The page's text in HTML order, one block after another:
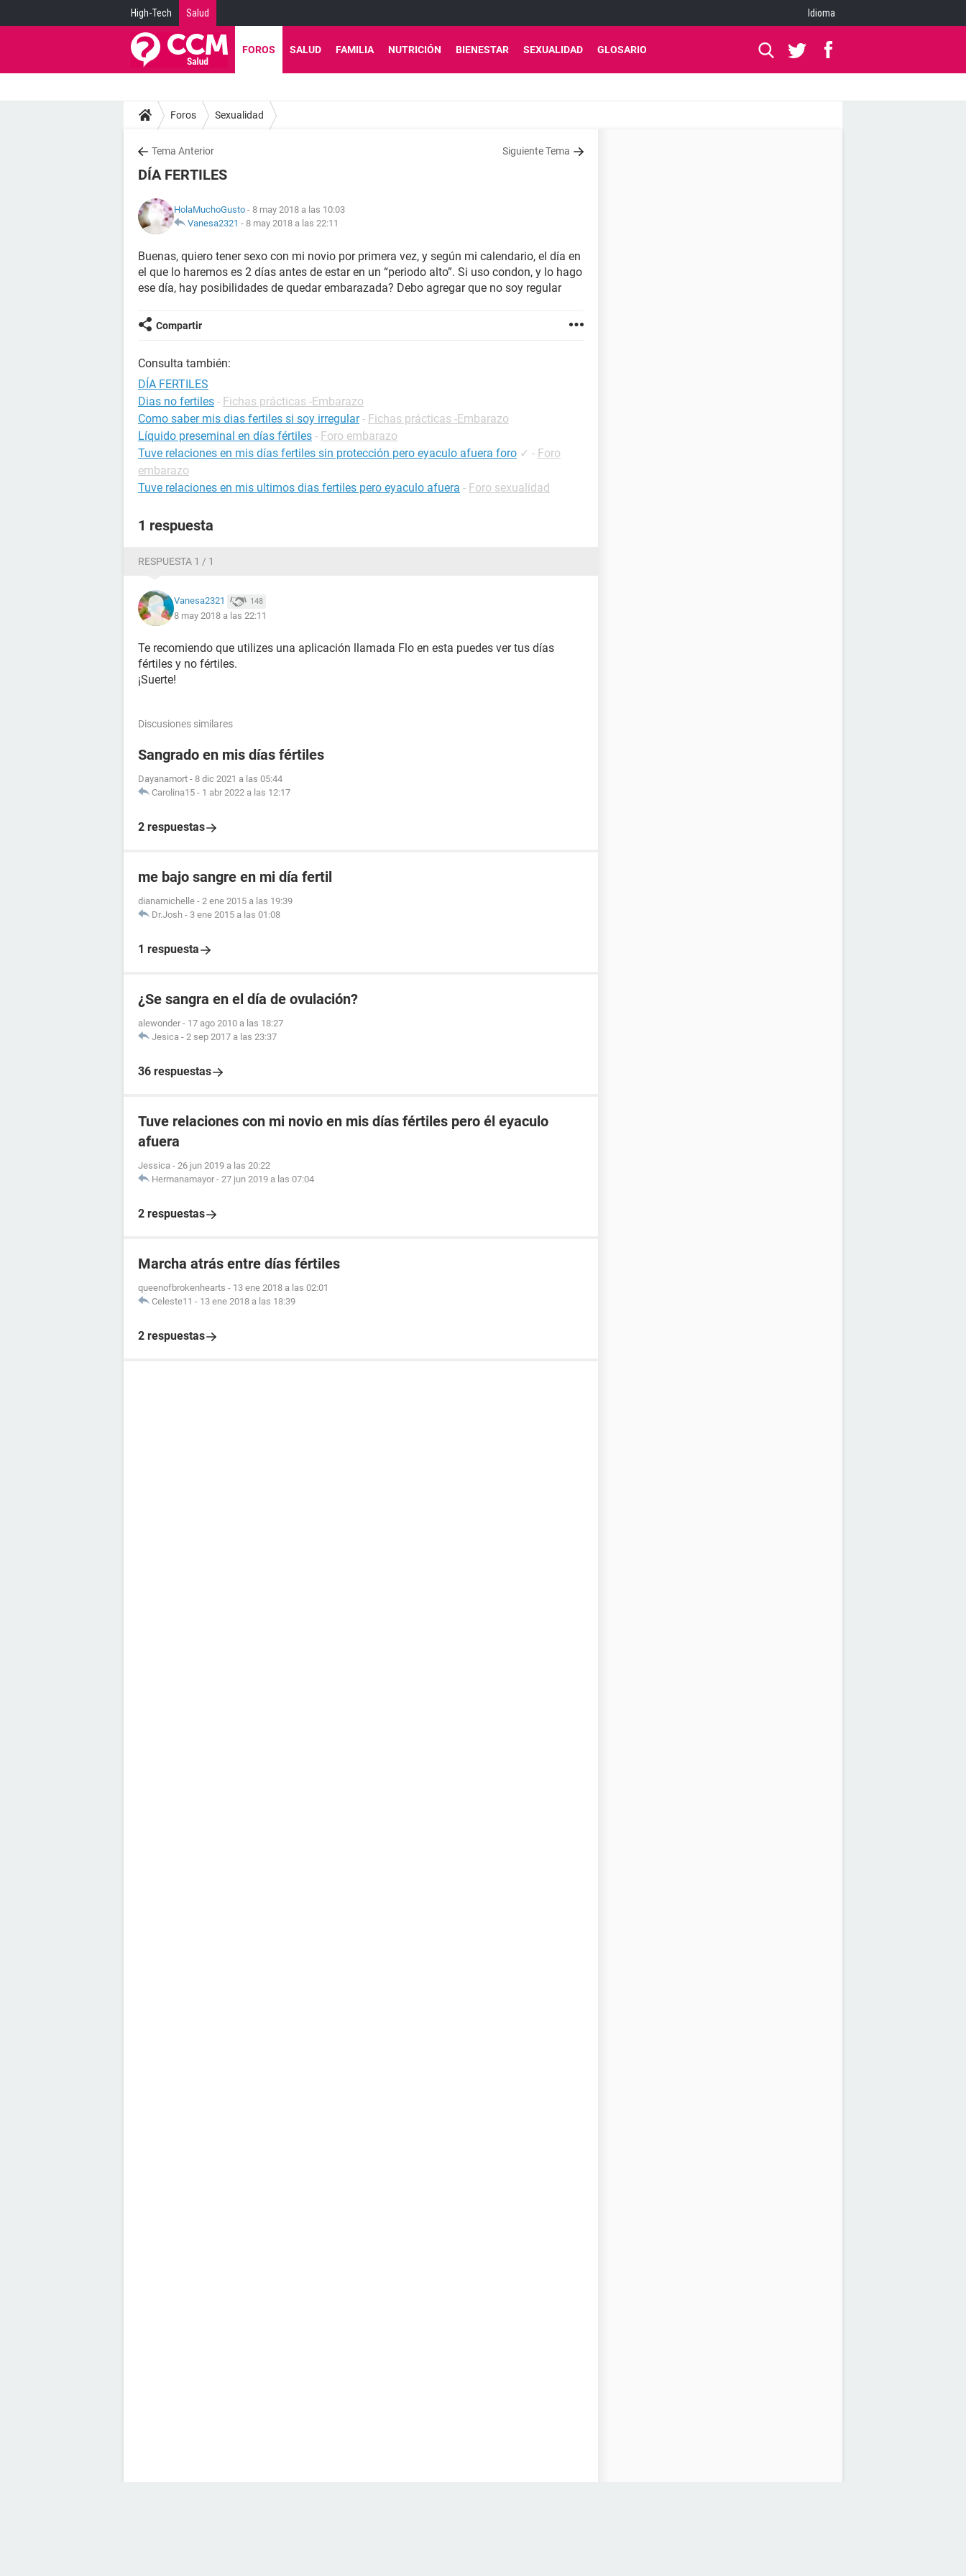
High-Tech Salud Idioma
FOROS SALUD FAMILIA NUTRICIÓN BIENESTAR SEXUALIDAD GLOSARIO
Foros Sexualidad
Tema Anterior Siguiente Tema
DÍA FERTILES
HolaMuchoGusto - 8 may 2018 a las 10:03
Vanesa2321 - 8 may 2018 a las 22:11
Buenas, quiero tener sexo con mi novio por primera vez, y según mi calendario, el día en
el que lo haremos es 2 días antes de estar en un “periodo alto”. Si uso condon, y lo hago
ese día, hay posibilidades de quedar embarazada? Debo agregar que no soy regular
Compartir
Consulta también:
DÍA FERTILES
Dias no fertiles - Fichas prácticas -Embarazo
Como saber mis dias fertiles si soy irregular - Fichas prácticas -Embarazo
Líquido preseminal en días fértiles - Foro embarazo
Tuve relaciones en mis días fertiles sin protección pero eyaculo afuera foro ✓ - Foro
embarazo
Tuve relaciones en mis ultimos dias fertiles pero eyaculo afuera - Foro sexualidad
1 respuesta
RESPUESTA 1 / 1
Vanesa2321 148
8 may 2018 a las 22:11
Te recomiendo que utilizes una aplicación llamada Flo en esta puedes ver tus días
fértiles y no fértiles.
¡Suerte!
Discusiones similares
Sangrado en mis días fértiles
Dayanamort - 8 dic 2021 a las 05:44
Carolina15 - 1 abr 2022 a las 12:17
2 respuestas
me bajo sangre en mi día fertil
dianamichelle - 2 ene 2015 a las 19:39
Dr.Josh - 3 ene 2015 a las 01:08
1 respuesta
¿Se sangra en el día de ovulación?
alewonder - 17 ago 2010 a las 18:27
Jesica - 2 sep 2017 a las 23:37
36 respuestas
Tuve relaciones con mi novio en mis días fértiles pero él eyaculo
afuera
Jessica - 26 jun 2019 a las 20:22
Hermanamayor - 27 jun 2019 a las 07:04
2 respuestas
Marcha atrás entre días fértiles
queenofbrokenhearts - 13 ene 2018 a las 02:01
Celeste11 - 13 ene 2018 a las 18:39
2 respuestas